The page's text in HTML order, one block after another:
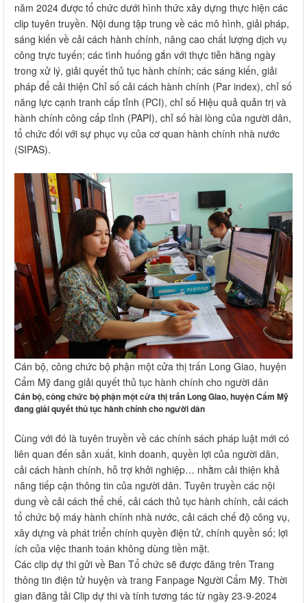
năm 2024 được tổ chức dưới hình thức xây dựng thực hiện các
clip tuyên truyền. Nội dung tập trung về các mô hình, giải pháp,
sáng kiến về cải cách hành chính, nâng cao chất lượng dịch vụ
công trực tuyến; các tình huống gắn với thực tiễn hằng ngày
trong xử lý, giải quyết thủ tục hành chính; các sáng kiến, giải
pháp để cải thiện Chỉ số cải cách hành chính (Par index), chỉ số
năng lực cạnh tranh cấp tỉnh (PCI), chỉ số Hiệu quả quản trị và
hành chính công cấp tỉnh (PAPI), chỉ số hài lòng của người dân,
tổ chức đối với sự phục vụ của cơ quan hành chính nhà nước
(SIPAS).
Cán bộ, công chức bộ phận một cửa thị trấn Long Giao, huyện
Cẩm Mỹ đang giải quyết thủ tục hành chính cho người dân
Cán bộ, công chức bộ phận một cửa thị trấn Long Giao, huyện Cẩm Mỹ
đang giải quyết thủ tục hành chính cho người dân
Cùng với đó là tuyên truyền về các chính sách pháp luật mới có
liên quan đến sản xuất, kinh doanh, quyền lợi của người dân,
cải cách hành chính, hỗ trợ khởi nghiệp… nhằm cải thiện khả
năng tiếp cận thông tin của người dân. Tuyên truyền các nội
dung về cải cách thể chế, cải cách thủ tục hành chính, cải cách
tổ chức bộ máy hành chính nhà nước, cải cách chế độ công vụ,
xây dựng và phát triển chính quyền điện tử, chính quyền số; lợi
ích của việc thanh toán không dùng tiền mặt.
Các clip dự thi gửi về Ban Tổ chức sẽ được đăng trên Trang
thông tin điện tử huyện và trang Fanpage Người Cẩm Mỹ. Thời
gian đăng tải Clip dự thi và tính tương tác từ ngày 23-9-2024